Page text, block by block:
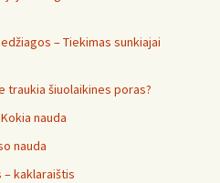
– Tiekimas sunkiajai
traukia šiuolaikines poras?
nauda
nauda
kaklaraištis